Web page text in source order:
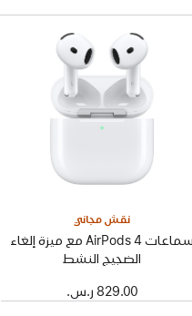
نقش مجاني
سماعات AirPods 4 مع ميزة إلغاء
الضجيج النشط
829.00 ر.س.‏